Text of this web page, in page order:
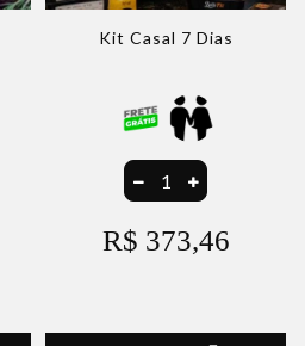
Kit Casal 7 Dias
R$ 373,46